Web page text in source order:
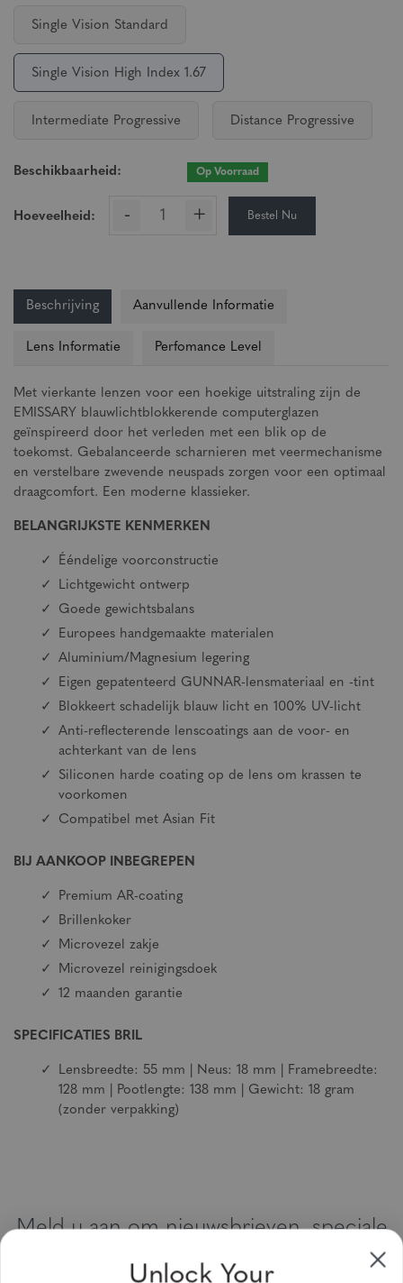
Single Vision Standard
Single Vision High Index 1.67
Intermediate Progressive Distance Progressive
Beschikbaarheid: Op Voorraad
Hoeveelheid: - + Bestel Nu
Beschrijving Aanvullende Informatie
Lens Informatie Perfomance Level
Met vierkante lenzen voor een hoekige uitstraling zijn de
EMISSARY blauwlichtblokkerende computerglazen
geïnspireerd door het verleden met een blik op de
toekomst. Gebalanceerde scharnieren met veermechanisme
en verstelbare zwevende neuspads zorgen voor een optimaal
draagcomfort. Een moderne klassieker.
BELANGRIJKSTE KENMERKEN
Ééndelige voorconstructie
Lichtgewicht ontwerp
Goede gewichtsbalans
Europees handgemaakte materialen
Aluminium/Magnesium legering
Eigen gepatenteerd GUNNAR-lensmateriaal en -tint
Blokkeert schadelijk blauw licht en 100% UV-licht
Anti-reflecterende lenscoatings aan de voor- en
achterkant van de lens
Siliconen harde coating op de lens om krassen te
voorkomen
Compatibel met Asian Fit
BIJ AANKOOP INBEGREPEN
Premium AR-coating
Brillenkoker
Microvezel zakje
Microvezel reinigingsdoek
12 maanden garantie
SPECIFICATIES BRIL
Lensbreedte: 55 mm | Neus: 18 mm | Framebreedte:
128 mm | Pootlengte: 138 mm | Gewicht: 18 gram
(zonder verpakking)
Meld u aan om nieuwsbrieven, speciale
aanbiedingen en kortingsbonnen te
ontvangen
Unlock Your